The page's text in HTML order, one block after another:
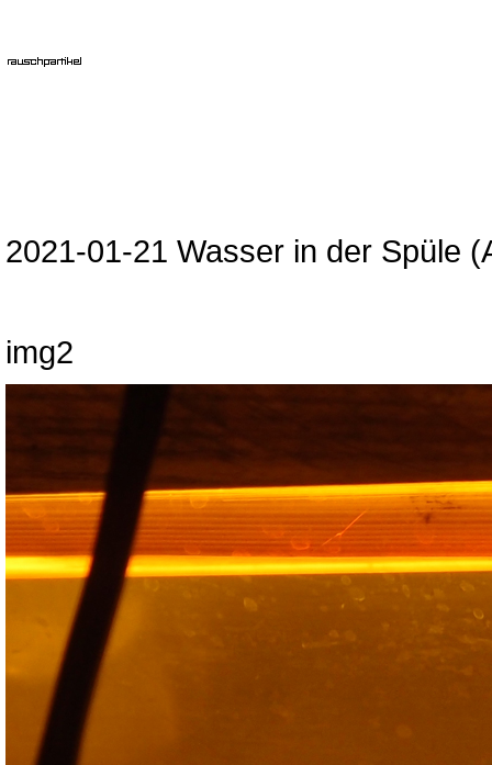
2021-01-21 Wasser in der Spüle
img2